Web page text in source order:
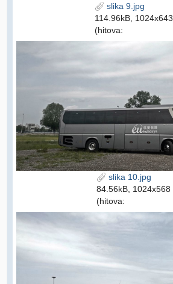
slika 9.jpg
114.96kB, 1024x643
(hitova:
slika 10.jpg
84.56kB, 1024x568
(hitova: